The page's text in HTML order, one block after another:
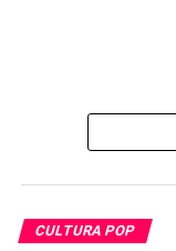
CULTURA POP